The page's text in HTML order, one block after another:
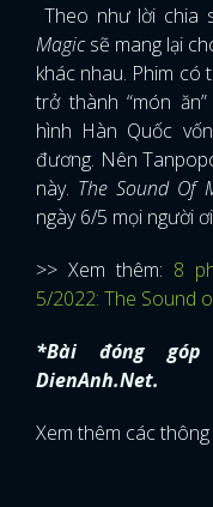
Theo như lời chia
Magicsẽ mang lại
khác nhau. Phim có
trở thành “món
hình Hàn Quốc
đương. Nên
này. The Sound Of
ngày 6/5 mọi người
>> Xem thêm: 8
5/2022: The Sound
*Bài đóng
DienAnh.Net.
Xem thêm các thông